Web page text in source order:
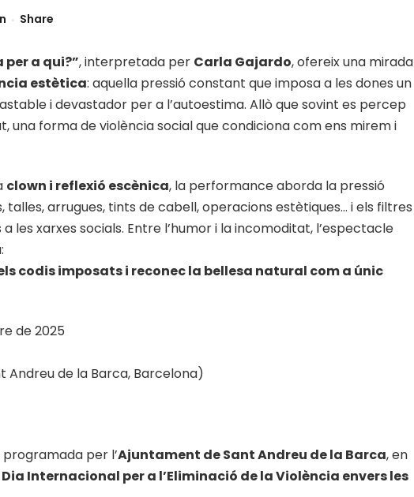
Share
a qui?”, interpretada per Carla Gajardo, ofereix una mirada
estètica: aquella pressió constant que imposa a les dones un
i devastador per a l’autoestima. Allò que sovint es percep
una forma de violència social que condiciona com ens mirem i
clown i reflexió escènica, la performance aborda la pressió
talles, arrugues, tints de cabell, operacions estètiques… i els filtres
les xarxes socials. Entre l’humor i la incomoditat, l’espectacle
codis imposats i reconec la bellesa natural com a únic
de 2025
Andreu de la Barca, Barcelona)
programada per l’Ajuntament de Sant Andreu de la Barca, en
Internacional per a l’Eliminació de la Violència envers les